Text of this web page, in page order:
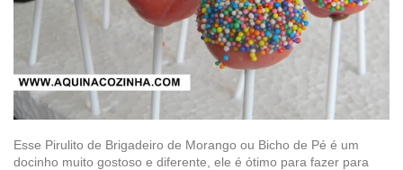
Esse Pirulito de Brigadeiro de Morango ou Bicho de Pé é um
docinho muito gostoso e diferente, ele é ótimo para fazer para